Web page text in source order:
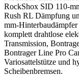
RockShox SID 110-
Rush RL Dämpfung
mm-
komplett drahtlose
Transmission,
Bontrager Line Pro
Variosattelstütze und
Scheibenbremsen.